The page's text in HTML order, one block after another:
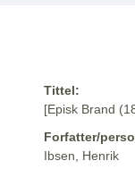
Tittel:
[Episk Brand
Forfatter/
Ibsen, Henrik